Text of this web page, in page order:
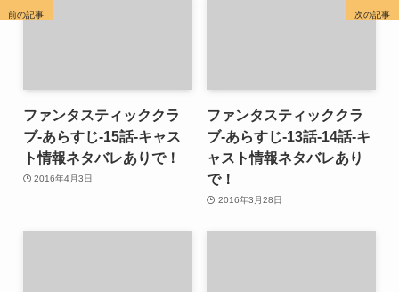
ファンタスティッククラ
ブ-あらすじ-15話-キャス
ト情報ネタバレありで！
2016年4月3日
ファンタスティッククラ
ブ-あらすじ-13話-14話-キ
ャスト情報ネタバレあり
で！
2016年3月28日
前の記事 次の記事